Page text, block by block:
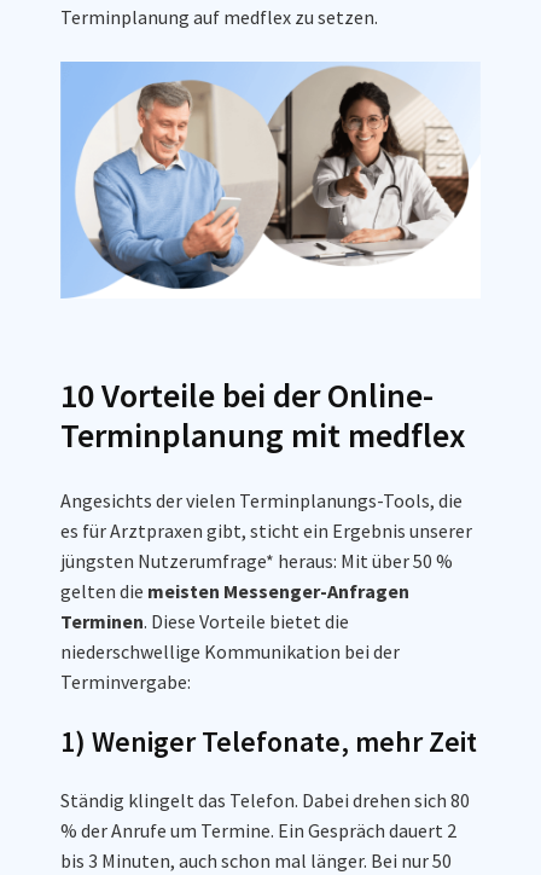
Terminplanung auf medflex zu setzen.
10 Vorteile bei der Online-
Terminplanung mit medflex
Angesichts der vielen Terminplanungs-Tools, die
es für Arztpraxen gibt, sticht ein Ergebnis unserer
jüngsten Nutzerumfrage* heraus: Mit über 50 %
gelten die meisten Messenger-Anfragen
Terminen. Diese Vorteile bietet die
niederschwellige Kommunikation bei der
Terminvergabe:
1) Weniger Telefonate, mehr Zeit
Ständig klingelt das Telefon. Dabei drehen sich 80
% der Anrufe um Termine. Ein Gespräch dauert 2
bis 3 Minuten, auch schon mal länger. Bei nur 50